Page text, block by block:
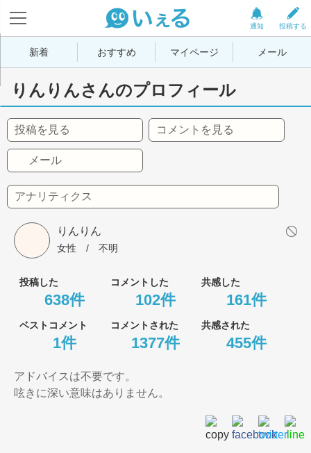
投稿する
通知
新着 おすすめ マイページ メール
りんりんさんのプロフィール
投稿を見る コメントを見る
メール
アナリティクス
りんりん
女性 / 不明
投稿した コメントした 共感した
638件 102件 161件
ベストコメント コメントされた 共感された
1件 1377件 455件
アドバイスは不要です。